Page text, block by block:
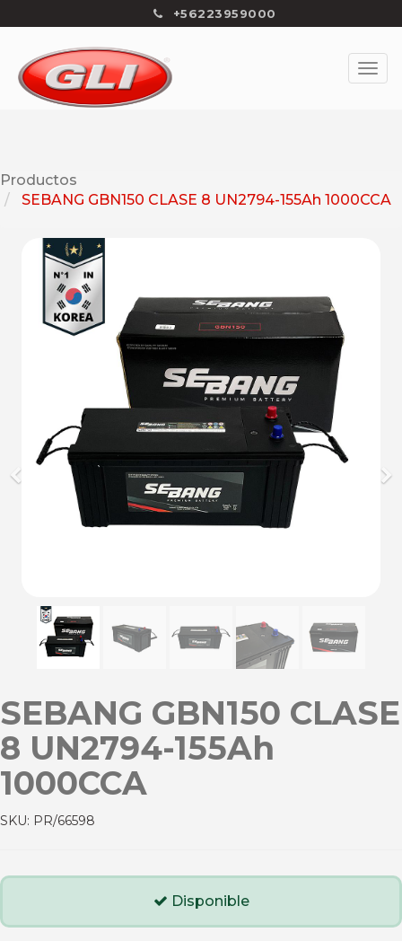
+56223959000
Productos
SEBANG GBN150 CLASE 8 UN2794-155Ah 1000CCA
Previous
SEBANG GBN150 CLASE
8 UN2794-155Ah
1000CCA
SKU: PR/66598
Disponible